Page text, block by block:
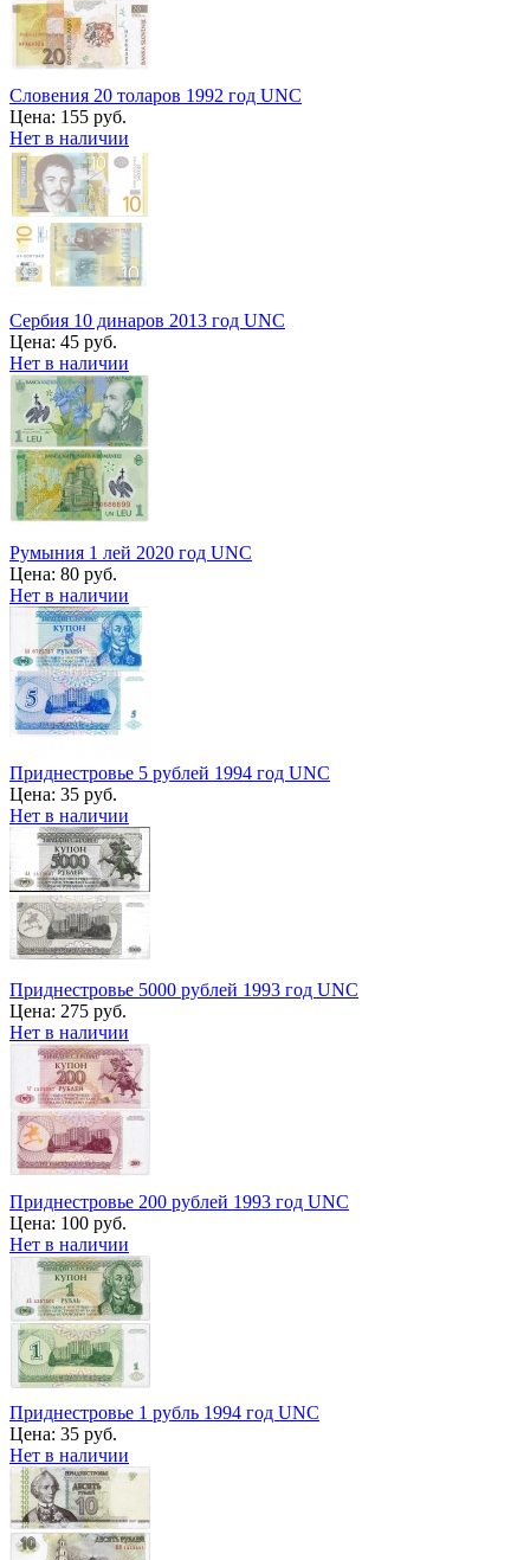
Словения 20 толаров 1992 год UNC
Цена: 155 руб.
Нет в наличии
Сербия 10 динаров 2013 год UNC
Цена: 45 руб.
Нет в наличии
Румыния 1 лей 2020 год UNC
Цена: 80 руб.
Нет в наличии
Приднестровье 5 рублей 1994 год UNC
Цена: 35 руб.
Нет в наличии
Приднестровье 5000 рублей 1993 год UNC
Цена: 275 руб.
Нет в наличии
Приднестровье 200 рублей 1993 год UNC
Цена: 100 руб.
Нет в наличии
Приднестровье 1 рубль 1994 год UNC
Цена: 35 руб.
Нет в наличии